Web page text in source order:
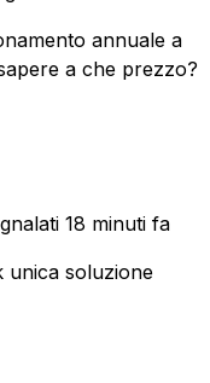
annuale a
a che prezzo?
18 minuti fa
unica soluzione